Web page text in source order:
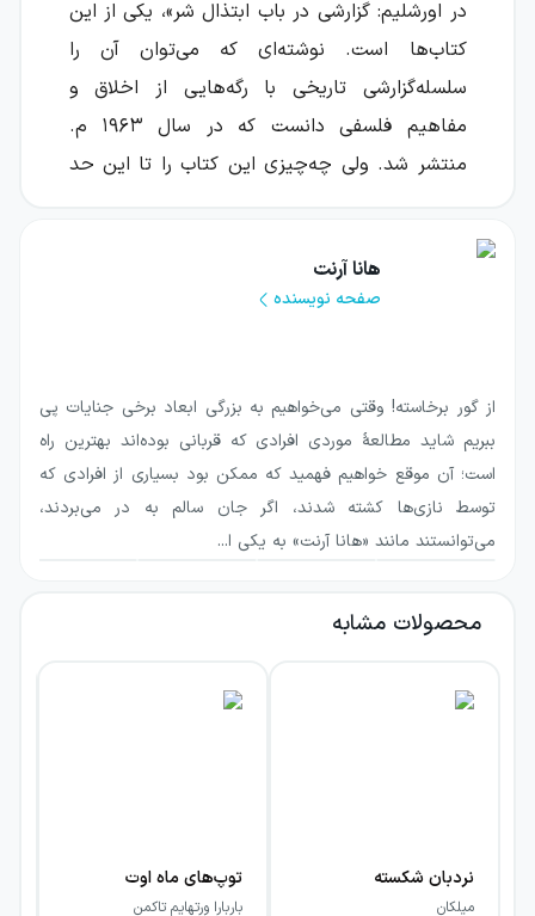
در اورشلیم: گزارشی در باب ابتذال شر»، یکی از این
کتاب‌ها است. نوشته‌ای که می‌توان آن را
سلسله‌گزارشی تاریخی با رگه‌هایی از اخلاق و
مفاهیم فلسفی دانست که در سال ۱۹۶۳ م.
منتشر شد. ولی چه‌چیزی این کتاب را تا این حد
هولوکاست را به عنوان وجه تمایز این کتاب با آثار
هم‌دسته‌اش به‌حساب آوریم. تصویری که با تیزبینی
موضوعی جدی (باوجود این‌که ۵۸ سال از
انتشارش می‌گذرد) در بین اندیشمندان و
علاقه‌مندان به مطالب جامعه‌شناسی شناخته
می‌شود. اگر علاقه‌مند به یافتن چرایی
جنجال‌آفرین بودن این کتاب هستید مطلب
بحث برانگیز باقی مانده است؟ »
هانا آرنت؛ خالقِ «آیشمن در
هانا آرنت
صفحه نویسنده
از گور برخاسته! وقتی می‌خواهیم به بزرگی ابعاد برخی جنایات پی
ببریم شاید مطالعهٔ موردی افرادی که قربانی بوده‌اند بهترین راه
است؛ آن موقع خواهیم فهمید که ممکن بود بسیاری از افرادی که
توسط نازی‌ها کشته شدند، اگر جان سالم به در می‌بردند،
می‌توانستند مانند «هانا آرنت» به یکی ا...
محصولات مشابه
نردبان شکسته
میلکان
توپ‌های ماه اوت
باربارا ورتهایم تاکمن